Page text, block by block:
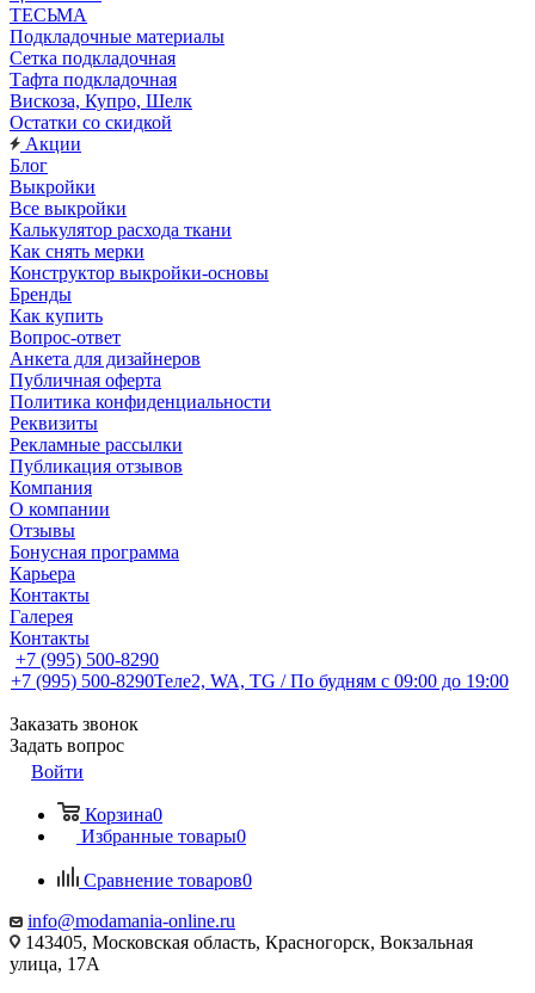
ТЕСЬМА
Подкладочные материалы
Сетка подкладочная
Тафта подкладочная
Вискоза, Купро, Шелк
Остатки со скидкой
Акции
Блог
Выкройки
Все выкройки
Калькулятор расхода ткани
Как снять мерки
Конструктор выкройки-основы
Бренды
Как купить
Вопрос-ответ
Анкета для дизайнеров
Публичная оферта
Политика конфиденциальности
Реквизиты
Рекламные рассылки
Публикация отзывов
Компания
О компании
Отзывы
Бонусная программа
Карьера
Контакты
Галерея
Контакты
+7 (995) 500-8290
+7 (995) 500-8290Теле2, WA, TG / По будням c 09:00 до 19:00
Заказать звонок
Задать вопрос
Войти
Корзина0
Избранные товары0
Сравнение товаров0
info@modamania-online.ru
143405, Московская область, Красногорск, Вокзальная
улица, 17А